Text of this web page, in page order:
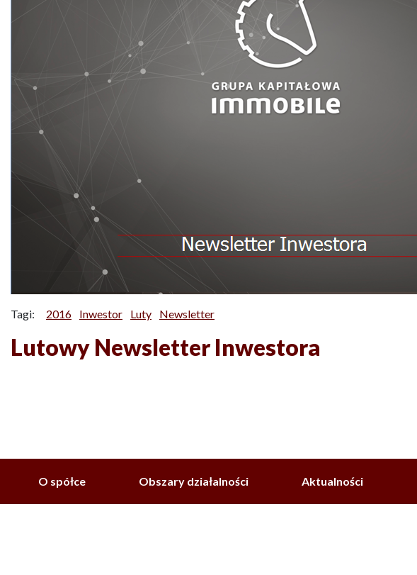
Tagi: 2016 Inwestor Luty Newsletter
Lutowy Newsletter Inwestora
O spółce Obszary działalności Aktualności